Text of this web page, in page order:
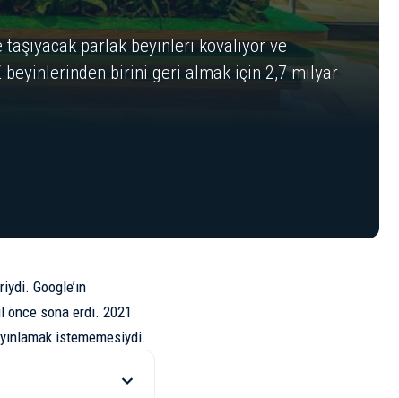
parlak beyinleri kovalıyor ve
beyinlerinden birini geri almak için 2,7 milyar
Google’ın
önce sona erdi. 2021
istememesiydi.